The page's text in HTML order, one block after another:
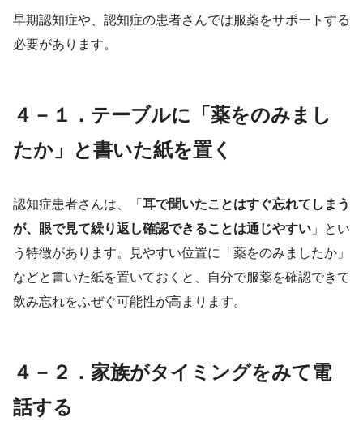
早期認知症や、認知症の患者さんでは服薬をサポートする
必要があります。
４－１．テーブルに「薬をのみまし
たか」と書いた紙を置く
認知症患者さんは、「 耳で聞いたことはすぐ忘れてしまう
が、眼で見て繰り返し確認できることは通じやすい 」とい
う特徴があります。見やすい位置に「薬をのみましたか」
などと書いた紙を置いておくと、自分で服薬を確認できて
飲み忘れをふぜぐ可能性が高まります。
４－２．家族がタイミングをみて電
話する